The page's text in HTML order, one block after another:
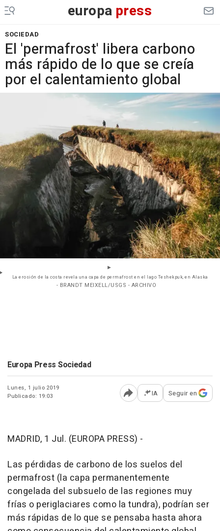
europa press
SOCIEDAD
El 'permafrost' libera carbono
más rápido de lo que se creía
por el calentamiento global
La erosión de la costa revela una capa de permafrost en el lago Teshekpuk, en Alaska
- BRANDT MEIXELL/USGS - ARCHIVO
Europa Press Sociedad
Lunes, 1 julio 2019
Publicado: 19:03
Abrir opciones para
IA Seguir en
MADRID, 1 Jul. (EUROPA PRESS) -
Las pérdidas de carbono de los suelos del
permafrost (la capa permanentemente
congelada del subsuelo de las regiones muy
frías o periglaciares como la tundra), podrían ser
más rápidas de lo que se pensaba hasta ahora